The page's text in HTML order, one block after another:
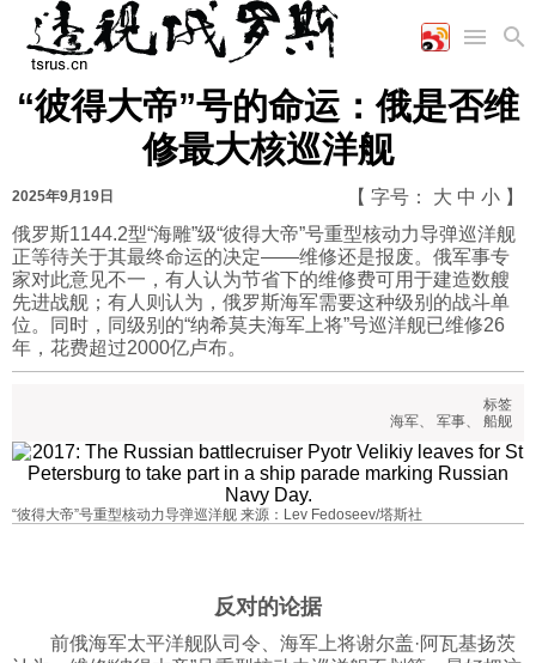
首页
国际
时政
军事
陆军
军事合作
工业
能源
农业
社会
美食
娱乐
漫画
视频
图表
“彼得大帝”号的命运：俄是否维
修最大核巡洋舰
2025年9月19日 【 字号： 大 中 小 】
俄罗斯1144.2型“海雕”级“彼得大帝”号重型核动力导弹巡洋舰
正等待关于其最终命运的决定——维修还是报废。俄军事专
家对此意见不一，有人认为节省下的维修费可用于建造数艘
先进战舰；有人则认为，俄罗斯海军需要这种级别的战斗单
位。同时，同级别的“纳希莫夫海军上将”号巡洋舰已维修26
年，花费超过2000亿卢布。
标签
海军、 军事、 船舰
“彼得大帝”号重型核动力导弹巡洋舰 来源：Lev Fedoseev/塔斯社
反对的论据
前俄海军太平洋舰队司令、海军上将谢尔盖·阿瓦基扬茨